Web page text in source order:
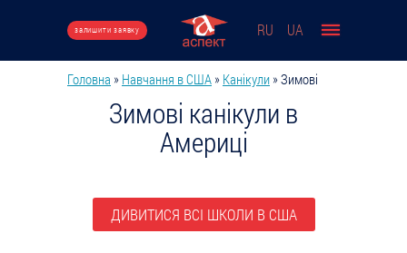
залишити заявку RU UA
Ви є тут
Головна » Навчання в США » Канікули »Зимові
Зимові канікули в
Америці
ДИВИТИСЯ ВСІ ШКОЛИ В США